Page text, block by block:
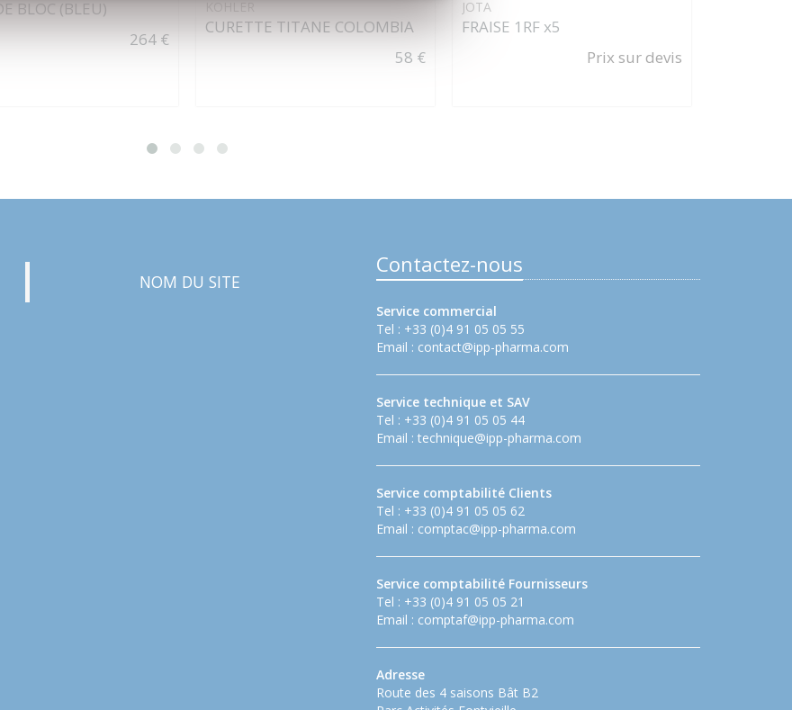
BLOC (BLEU)
264 €
KOHLER
CURETTE TITANE COLOMBIA
58 €
JOTA
FRAISE 1RF x5
Prix sur devis
NOM DU SITE
Contactez-nous
Service commercial
Tel : +33 (0)4 91 05 05 55
Email : contact@ipp-pharma.com
Service technique et SAV
Tel : +33 (0)4 91 05 05 44
Email : technique@ipp-pharma.com
Service comptabilité Clients
Tel : +33 (0)4 91 05 05 62
Email : comptac@ipp-pharma.com
Service comptabilité Fournisseurs
Tel : +33 (0)4 91 05 05 21
Email : comptaf@ipp-pharma.com
Adresse
Route des 4 saisons Bât B2